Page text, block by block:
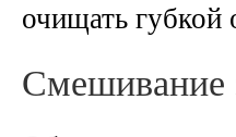
очищать губкой
Смешивание